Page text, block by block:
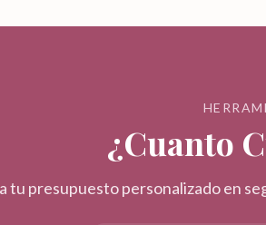
¿Cuanto
tu presupuesto personalizado en